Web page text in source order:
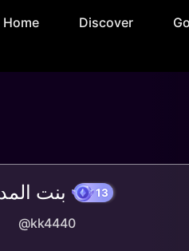
Home Discover
بنت
@kk4440